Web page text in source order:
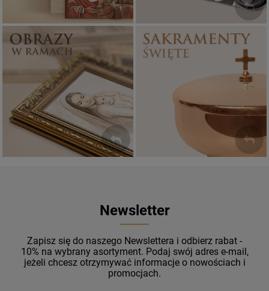
Obrazy religijne
PIĘKNE
WZORY
Sakramenty Święte
Newsletter
Zapisz się do naszego Newslettera i odbierz rabat -
10% na wybrany asortyment. Podaj swój adres e-mail,
jeżeli chcesz otrzymywać informacje o nowościach i
promocjach.